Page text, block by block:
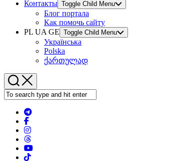
Контакты Toggle Child Menu
Блог портала
Как помочь сайту
PL UA GE Toggle Child Menu
Українська
Polska
ქართულად